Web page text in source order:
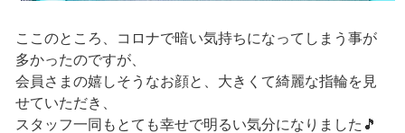
ここのところ、コロナで暗い気持ちになってしまう事が
多かったのですが、
会員さまの嬉しそうなお顔と、大きくて綺麗な指輪を見
せていただき、
スタッフ一同もとても幸せで明るい気分になりました🎵